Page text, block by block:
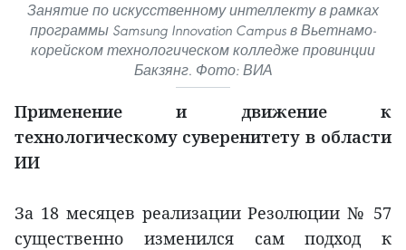
Занятие по искусственному интеллекту в рамках
программы Samsung Innovation Campus в Вьетнамо-
корейском технологическом колледже провинции
Бакзянг. Фото: ВИА
Применение и движение к
технологическому суверенитету в области
ИИ
За 18 месяцев реализации Резолюции № 57
существенно изменился сам подход к